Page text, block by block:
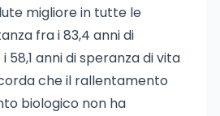
migliore in tutte le
fra i 83,4 anni di
58,1 anni di speranza di vita
che il rallentamento
biologico non ha